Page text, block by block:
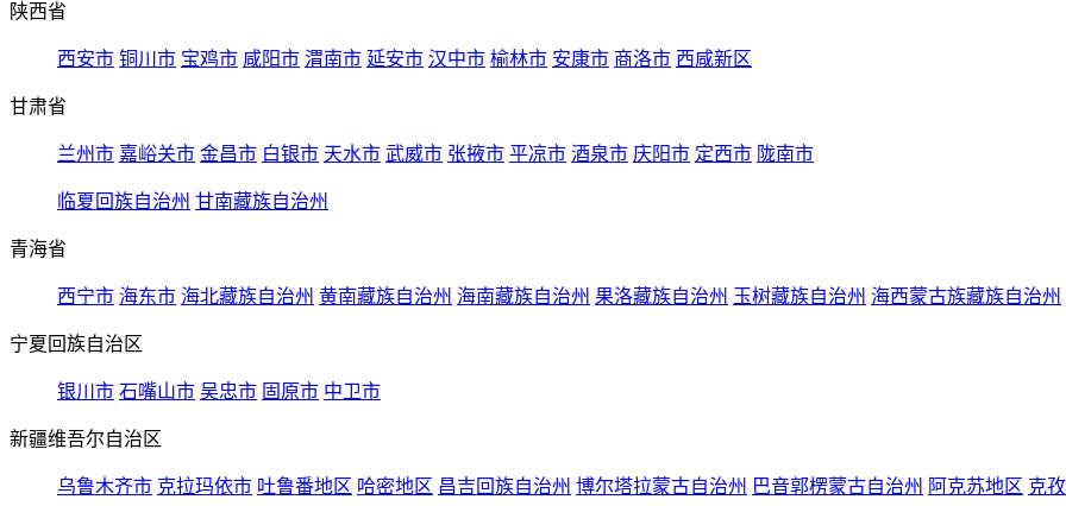
陕西省
西安市 铜川市 宝鸡市 咸阳市 渭南市 延安市 汉中市 榆林市 安康市 商洛市 西咸新区
甘肃省
兰州市 嘉峪关市 金昌市 白银市 天水市 武威市 张掖市 平凉市 酒泉市 庆阳市 定西市 陇南市
临夏回族自治州 甘南藏族自治州
青海省
西宁市 海东市 海北藏族自治州 黄南藏族自治州 海南藏族自治州 果洛藏族自治州 玉树藏族自治州 海西蒙古族藏族自治州
宁夏回族自治区
银川市 石嘴山市 吴忠市 固原市 中卫市
新疆维吾尔自治区
乌鲁木齐市 克拉玛依市 吐鲁番地区 哈密地区 昌吉回族自治州 博尔塔拉蒙古自治州 巴音郭楞蒙古自治州 阿克苏地区 克